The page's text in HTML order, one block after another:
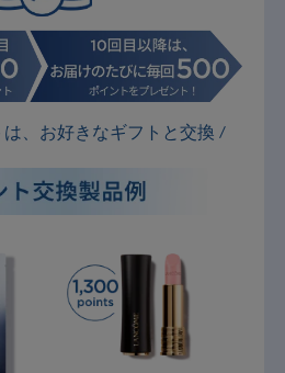
、お好きなギフトと交換 /